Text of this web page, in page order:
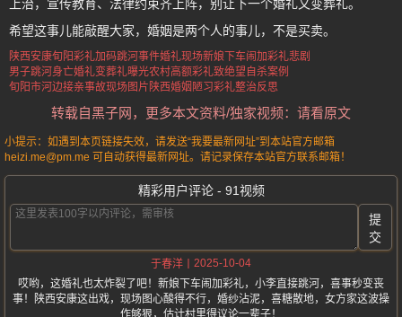
上治，宣传教育、法律约束齐上阵，别让下一个婚礼又变葬礼。
希望这事儿能敲醒大家，婚姻是两个人的事儿，不是买卖。
陕西安康旬阳彩礼加码跳河事件婚礼现场新娘下车闹加彩礼悲剧
男子跳河身亡婚礼变葬礼曝光农村高额彩礼致绝望自杀案例
旬阳市河边接亲事故现场图片 陕西婚姻陋习彩礼整治反思
转载自黑子网，更多本文资料/独家视频：请看原文
小提示：如遇到本页链接失效，请发送“我要最新网址”到本站官方邮箱
heizi.me@pm.me 可自动获得最新网址。请记录保存本站官方联系邮箱！
精彩用户评论 - 91视频
提
交
于春洋
2025-10-04
哎哟，这婚礼也太炸裂了吧！新娘下车闹加彩礼，小李直接跳河，喜事秒变丧
事！陕西安康这出戏，现场图心酸得不行，婚纱沾泥，喜糖散地，女方家这波操
作够狠，估计村里得议论一辈子！